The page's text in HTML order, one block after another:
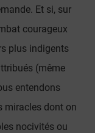
Et si, sur
courageux
plus indigents
(même
entendons
miracles dont on
nocivités ou